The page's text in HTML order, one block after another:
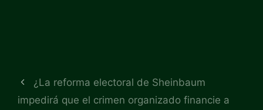
¿La reforma electoral de Sheinbaum
impedirá que el crimen organizado financie a